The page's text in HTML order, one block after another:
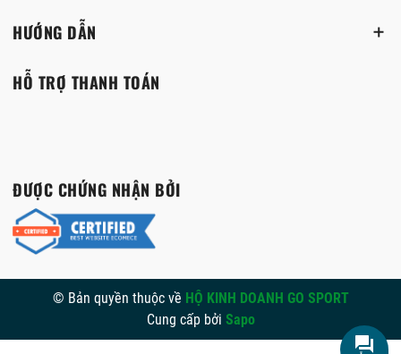
HƯỚNG DẪN
HỖ TRỢ THANH TOÁN
ĐƯỢC CHỨNG NHẬN BỞI
© Bản quyền thuộc về HỘ KINH DOANH GO SPORT
Cung cấp bởi Sapo